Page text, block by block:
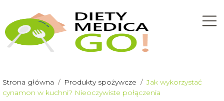
Strona główna / Produkty spożywcze /Jak wykorzystać
cynamon w kuchni? Nieoczywiste połączenia